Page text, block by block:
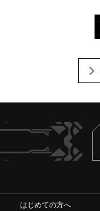
はじめての方へ